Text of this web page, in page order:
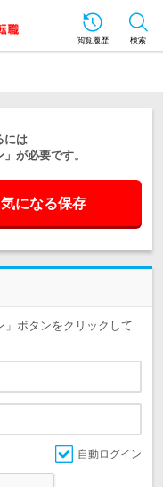
閲覧履歴 検索
には
が必要です。
になる保存
ボタンをクリックして
自動ログイン